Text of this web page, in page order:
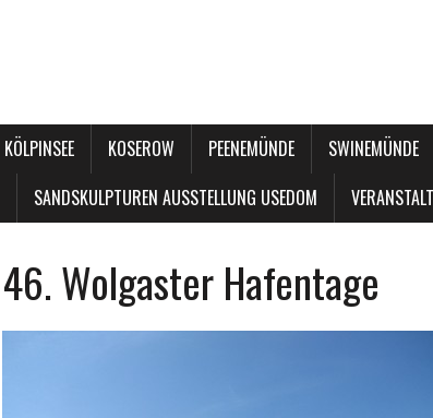
KÖLPINSEE KOSEROW PEENEMÜNDE SWINEMÜNDE
SANDSKULPTUREN AUSSTELLUNG USEDOM
46. Wolgaster Hafentage